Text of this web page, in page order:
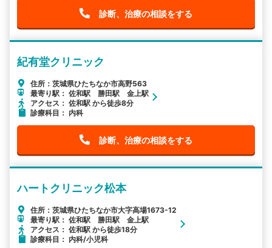
診断、治療の相談をする
紀有堂クリニック
住所：茨城県ひたちなか市高野563
最寄り駅： 佐和駅 勝田駅 金上駅
アクセス： 佐和駅 から徒歩8分
診療科目： 内科
診断、治療の相談をする
ハートクリニック松本
住所：茨城県ひたちなか市大字高場1673-12
最寄り駅： 佐和駅 勝田駅 金上駅
アクセス： 佐和駅 から徒歩18分
診療科目： 内科/小児科